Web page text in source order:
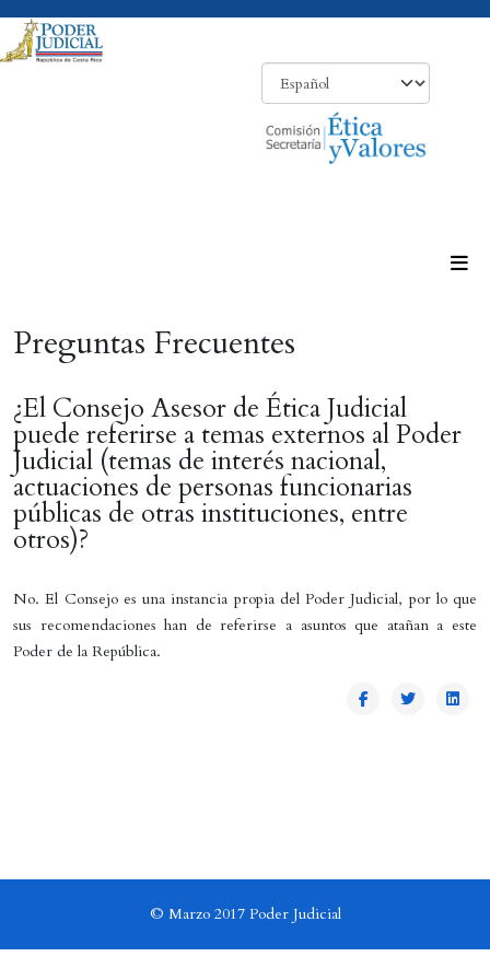
Preguntas Frecuentes
¿El Consejo Asesor de Ética Judicial
puede referirse a temas externos al Poder
Judicial (temas de interés nacional,
actuaciones de personas funcionarias
públicas de otras instituciones, entre
otros)?
No. El Consejo es una instancia propia del Poder Judicial, por lo que
sus recomendaciones han de referirse a asuntos que atañan a este
Poder de la República.
© Marzo 2017 Poder Judicial